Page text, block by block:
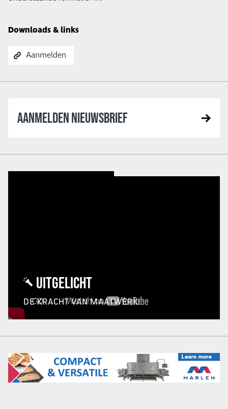
Downloads & links
Aanmelden
AANMELDEN NIEUWSBRIEF
UITGELICHT
DE KRACHT VAN MAATWERK!